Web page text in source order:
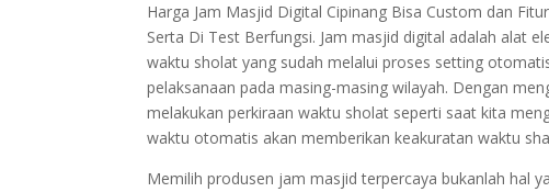
Harga Jam Masjid Digital Cipinang Bisa Custom dan
Serta Di Test Berfungsi. Jam masjid digital adalah alat
waktu sholat yang sudah melalui proses setting
pelaksanaan pada masing-masing wilayah. Dengan
melakukan perkiraan waktu sholat seperti saat kita
waktu otomatis akan memberikan keakuratan waktu
Memilih produsen jam masjid terpercaya bukanlah hal